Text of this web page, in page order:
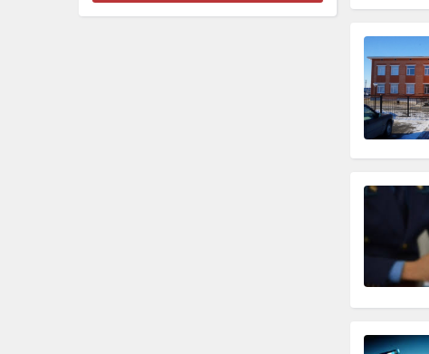
Стал известен состав сборной